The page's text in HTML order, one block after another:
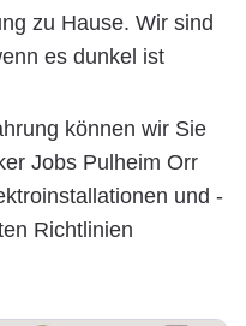
zu Hause. Wir sind
es dunkel ist
können wir Sie
Jobs Pulheim Orr
und -
Richtlinien